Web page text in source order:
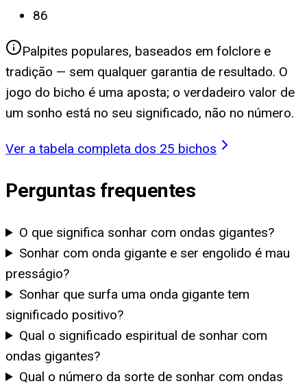
86
Palpites populares, baseados em folclore e
tradição — sem qualquer garantia de resultado. O
jogo do bicho é uma aposta; o verdadeiro valor de
um sonho está no seu significado, não no número.
Ver a tabela completa dos 25 bichos
Perguntas frequentes
O que significa sonhar com ondas gigantes?
Sonhar com onda gigante e ser engolido é mau
presságio?
Sonhar que surfa uma onda gigante tem
significado positivo?
Qual o significado espiritual de sonhar com
ondas gigantes?
Qual o número da sorte de sonhar com ondas